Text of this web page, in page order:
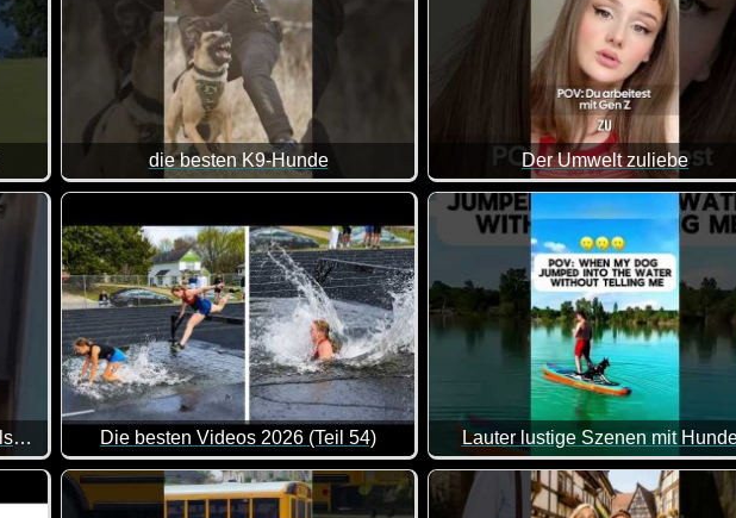
haben. Das muss man erst mal hinbekommen.
die besten K9-Hunde
Der Umwelt zuliebe
Wie heißt es doch so schön -
Der Hund beansprucht das Baby als sein eigenes
Die besten Videos 2026 (Teil 54)
Eine tolle Zusammenstellung von lustigen Videos. Klasse gemacht, da von
Lauter lustige Szenen mit